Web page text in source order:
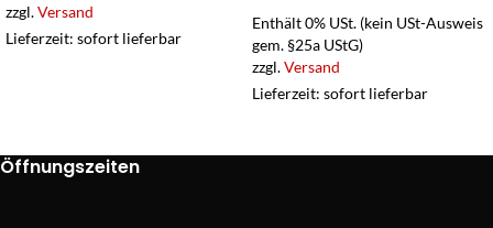
zzgl.Versand
Lieferzeit: sofort lieferbar
Enthält 0% USt. (kein USt-Ausweis
gem. §25a UStG)
zzgl.Versand
Lieferzeit: sofort lieferbar
Öffnungszeiten